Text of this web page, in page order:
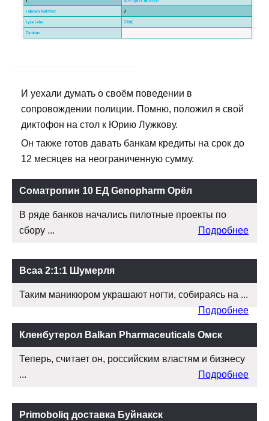
И уехали думать о своём поведении в
сопровождении полиции. Помню, положил я свой
диктофон на стол к Юрию Лужкову.
Он также готов давать банкам кредиты на срок до
12 месяцев на неограниченную сумму.
Соматропин 10 ЕД Genopharm Орёл
В ряде банков начались пилотные проекты по
сбору ...
Подробнее
Всаа 2:1:1 Шумерля
Таким маникюром украшают ногти, собираясь на ...
Подробнее
Кленбутерол Balkan Pharmaceuticals Омск
Теперь, считает он, российским властям и бизнесу
...
Подробнее
Primoboliq доставка Буйнакск